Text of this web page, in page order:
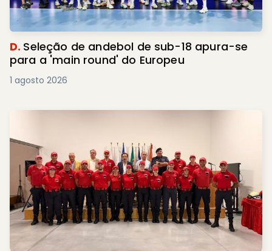
D. Seleção de andebol de sub-18 apura-se
para a 'main round' do Europeu
1 agosto 2026